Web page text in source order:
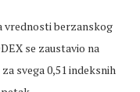
vrednosti berzanskog
se zaustavio na
svega 0,51 indeksnih